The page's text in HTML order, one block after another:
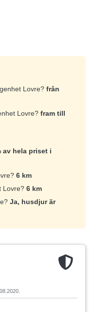
Lovre? från
Lovre? fram till
av hela priset i
6 km
Lovre? 6 km
Ja, husdjur är